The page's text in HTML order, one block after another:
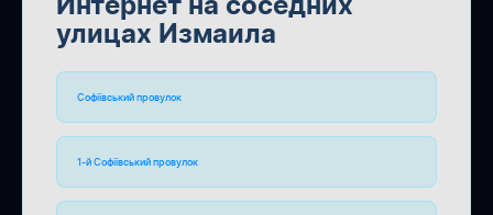
Интернет на соседних
улицах Измаила
Софіївський провулок
1-й Софіївський провулок